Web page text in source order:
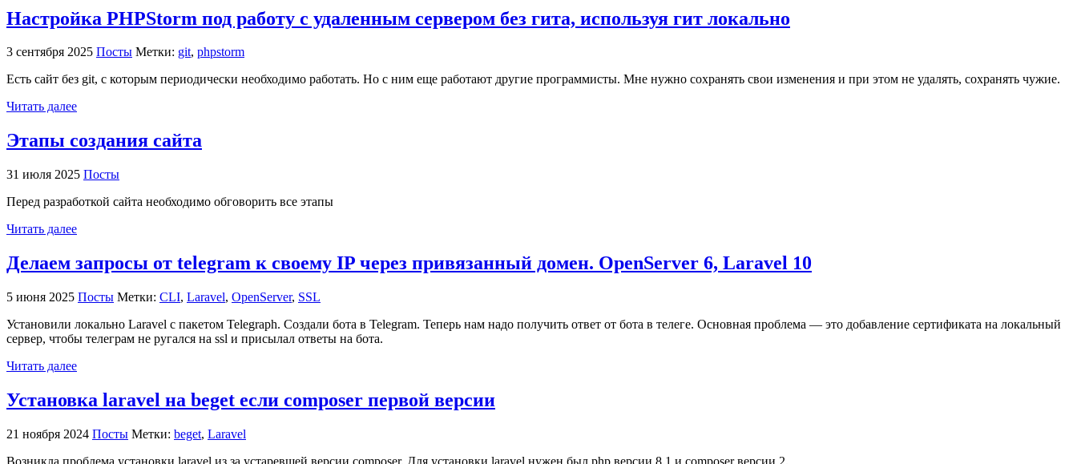
Настройка PHPStorm под работу с удаленным сервером без гита, используя гит локально
3 сентября 2025 Посты Метки: git, phpstorm
Есть сайт без git, с которым периодически необходимо работать. Но с ним еще работают другие программисты. Мне нужно сохранять свои изменения и при этом не удалять, сохранять чужие.
Читать далее
Этапы создания сайта
31 июля 2025 Посты
Перед разработкой сайта необходимо обговорить все этапы
Читать далее
Делаем запросы от telegram к своему IP через привязанный домен. OpenServer 6, Laravel 10
5 июня 2025 Посты Метки: CLI, Laravel, OpenServer, SSL
Установили локально Laravel с пакетом Telegraph. Создали бота в Telegram. Теперь нам надо получить ответ от бота в телеге. Основная проблема — это добавление сертификата на локальный
сервер, чтобы телеграм не ругался на ssl и присылал ответы на бота.
Читать далее
Установка laravel на beget если composer первой версии
21 ноября 2024 Посты Метки: beget, Laravel
Возникла проблема установки laravel из за устаревшей версии composer. Для установки laravel нужен был php версии 8.1 и composer версии 2.